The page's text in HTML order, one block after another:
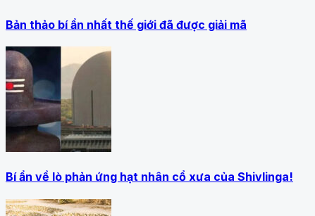
Bản thảo bí ẩn nhất thế giới đã được giải mã
Bí ẩn về lò phản ứng hạt nhân cổ xưa của Shivlinga!